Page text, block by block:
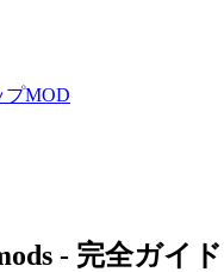
プMOD
- 完全ガイ